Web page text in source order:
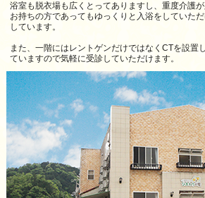
浴室も脱衣場も広くとってありますし、重度介護
お持ちの方であってもゆっくりと入浴をしていた
しています。
また、一階にはレントゲンだけではなくCTを設置
ていますので気軽に受診していただけます。